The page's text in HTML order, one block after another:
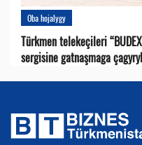
Oba hojalygy
Türkmen telekeçileri
sergisine gatnaşmaga